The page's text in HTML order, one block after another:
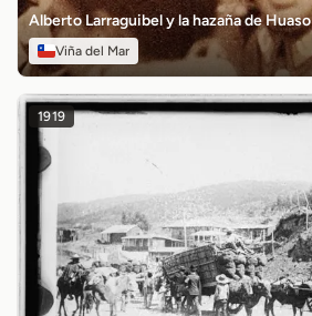
Alberto Larraguibel y la hazaña de Huaso
Viña del Mar
1919